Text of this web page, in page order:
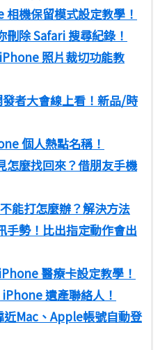
相機保留模式設定教學！
刪除 Safari 搜尋紀錄！
iPhone 照片裁切功能教
者大會線上看！新品/時
個人熱點名稱！
怎麼找回來？借朋友手機
能打怎麼辦？解決方法
手勢！比出指定動作會出
醫療卡設定教學！
遺產聯絡人！
Mac、Apple帳號自動登